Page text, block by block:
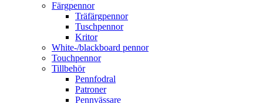
Färgpennor
Träfärgpennor
Tuschpennor
Kritor
White-/blackboard pennor
Touchpennor
Tillbehör
Pennfodral
Patroner
Pennvässare